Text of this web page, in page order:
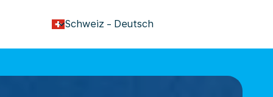
Schweiz - Deutsch
keyboard_arrow_down